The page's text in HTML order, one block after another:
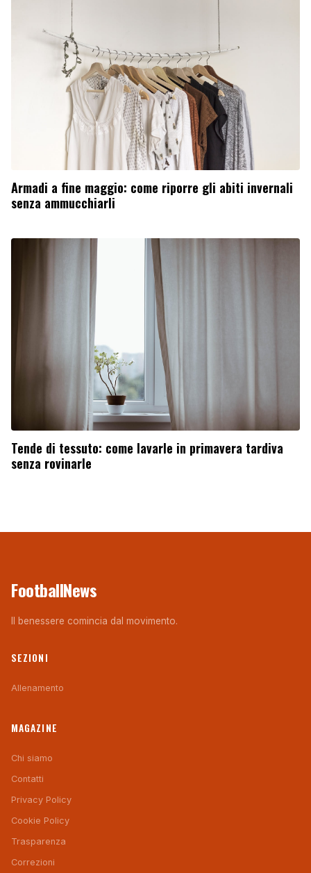
Armadi a fine maggio: come riporre gli abiti invernali
senza ammucchiarli
Tende di tessuto: come lavarle in primavera tardiva
senza rovinarle
FootballNews
Il benessere comincia dal movimento.
SEZIONI
Allenamento
MAGAZINE
Chi siamo
Contatti
Privacy Policy
Cookie Policy
Trasparenza
Correzioni